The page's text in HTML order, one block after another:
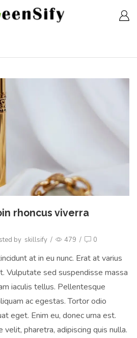
rhoncus viverra
by skillsify / 479 / 0
at in eu nunc. Erat at varius
Vulputate sed suspendisse massa
iaculis tellus. Pellentesque
ac egestas. Tortor odio
eget. Enim eu, donec urna est.
pharetra, adipiscing quis nulla.